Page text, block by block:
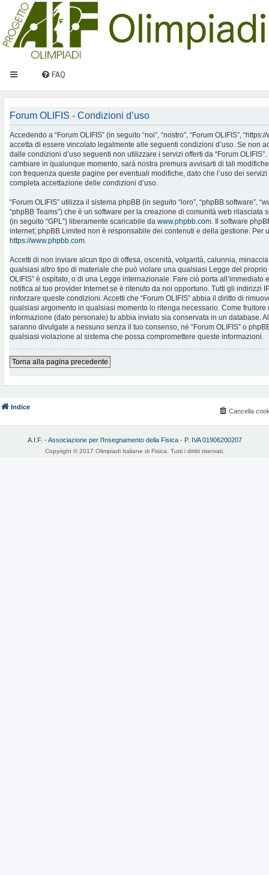
FAQ
Forum OLIFIS - Condizioni d’uso
Accedendo a “Forum OLIFIS” (in seguito “noi”, “nostro”, “Forum OLIFIS”,
accetta di essere vincolato legalmente alle seguenti condizioni d’uso. Se non
dalle condizioni d’uso seguenti non utilizzare i servizi offerti da “Forum
cambiare in qualunque momento, sarà nostra premura avvisarti di tali
con frequenza queste pagine per eventuali modifiche, dato che l’uso dei servizi
completa accettazione delle condizioni d’uso.
“Forum OLIFIS” utilizza il sistema phpBB (in seguito “loro”, “phpBB software”,
“phpBB Teams”) che è un software per la creazione di comunità web rilasciata
(in seguito “GPL”) liberamente scaricabile da www.phpbb.com. Il software
internet; phpBB Limited non è responsabile dei contenuti e della gestione. Per
https://www.phpbb.com.
Accetti di non inviare alcun tipo di offesa, oscenità, volgarità, calunnia,
qualsiasi altro tipo di materiale che può violare una qualsiasi Legge del proprio
OLIFIS” è ospitato, o di una Legge internazionale. Fare ciò porta
notifica al tuo provider Internet se è ritenuto da noi opportuno. Tutti gli indirizzi
rinforzare queste condizioni. Accetti che “Forum OLIFIS” abbia il diritto di
qualsiasi argomento in qualsiasi momento lo ritenga necessario. Come
informazione (dato personale) tu abbia inviato sia conservata in un database.
saranno divulgate a nessuno senza il tuo consenso, né “Forum OLIFIS” o
qualsiasi violazione al sistema che possa compromettere queste informazioni.
Torna alla pagina precedente
Indice
Cancella
A.I.F. - Associazione per l'Insegnamento della Fisica - P. IVA 01906200207
Copyright © 2017 Olimpiadi Italiane di Fisica. Tutti i diritti riservati.